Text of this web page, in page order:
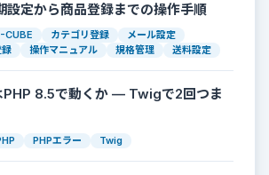
設定から商品登録までの操作手順
CUBE カテゴリ登録
メール設定
操作マニュアル 規格管理 送料設定
PHP 8.5で動くか — Twigで2回つま
PHPエラー Twig